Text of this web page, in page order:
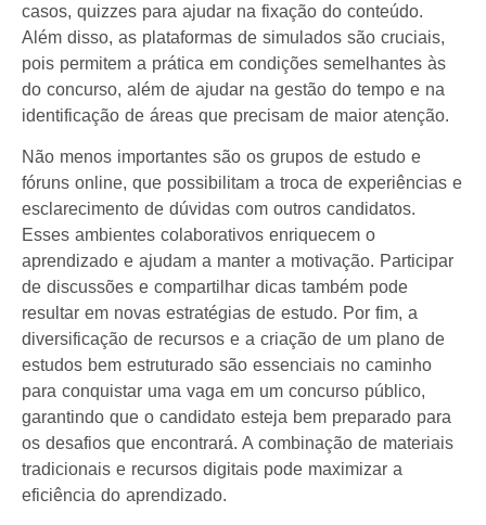
casos, quizzes para ajudar na fixação do conteúdo.
Além disso, as plataformas de simulados são cruciais,
pois permitem a prática em condições semelhantes às
do concurso, além de ajudar na gestão do tempo e na
identificação de áreas que precisam de maior atenção.
Não menos importantes são os grupos de estudo e
fóruns online, que possibilitam a troca de experiências e
esclarecimento de dúvidas com outros candidatos.
Esses ambientes colaborativos enriquecem o
aprendizado e ajudam a manter a motivação. Participar
de discussões e compartilhar dicas também pode
resultar em novas estratégias de estudo. Por fim, a
diversificação de recursos e a criação de um plano de
estudos bem estruturado são essenciais no caminho
para conquistar uma vaga em um concurso público,
garantindo que o candidato esteja bem preparado para
os desafios que encontrará. A combinação de materiais
tradicionais e recursos digitais pode maximizar a
eficiência do aprendizado.